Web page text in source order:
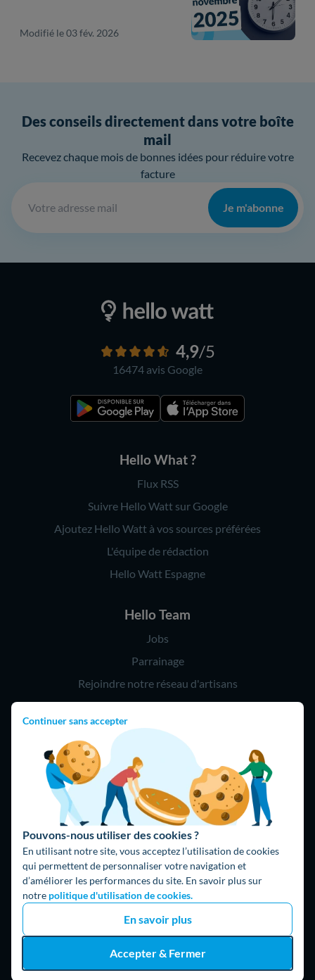
Continuer sans accepter
Pouvons-nous utiliser des cookies ?
En utilisant notre site, vous acceptez l’utilisation de cookies
qui permettent de personnaliser votre navigation et
d’améliorer les performances du site. En savoir plus sur
notre politique d'utilisation de cookies.
En savoir plus
Accepter & Fermer
Modifié le 03 fév. 2026
Des conseils directement dans votre boîte
mail
Recevez chaque mois de bonnes idées pour réduire votre
facture
Je m'abonne
4,9/5
16474 avis Google
Hello What ?
Flux RSS
Suivre Hello Watt sur Google
Ajoutez Hello Watt à vos sources préférées
L'équipe de rédaction
Hello Watt Espagne
Hello Team
Jobs
Parrainage
Rejoindre notre réseau d'artisans
Hello !
09 75 18 60 60
(8h-21h)
75018 Paris
Fait avec ⚡ par Hello Watt
© 2026 Hello Watt |CGU|Mentions légales